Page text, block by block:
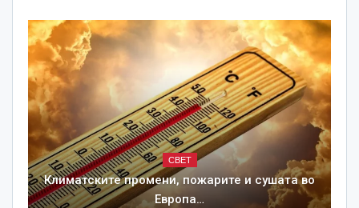
СВЕТ
Климатските промени, пожарите и сушата во
Европа…